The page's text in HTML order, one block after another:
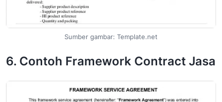
Sumber gambar: Template.net
6. Contoh Framework Contract Jasa